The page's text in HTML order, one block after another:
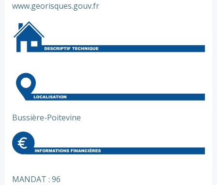
www.georisques.gouv.fr
Bussière-Poitevine
MANDAT : 96